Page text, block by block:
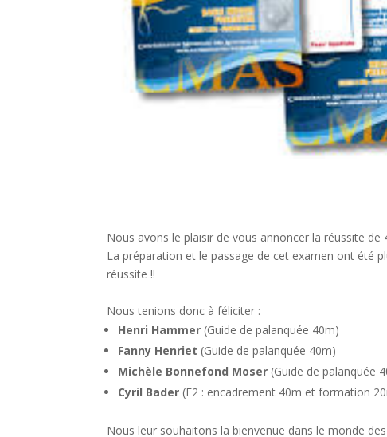
Nous avons le plaisir de vous annoncer la réussite de
La préparation et le passage de cet examen ont été
réussite !!
Nous tenions donc à féliciter :
Henri Hammer (Guide de palanquée 40m)
Fanny Henriet (Guide de palanquée 40m)
Michèle Bonnefond Moser (Guide de palanquée
Cyril Bader (E2 : encadrement 40m et formation
Nous leur souhaitons la bienvenue dans le monde